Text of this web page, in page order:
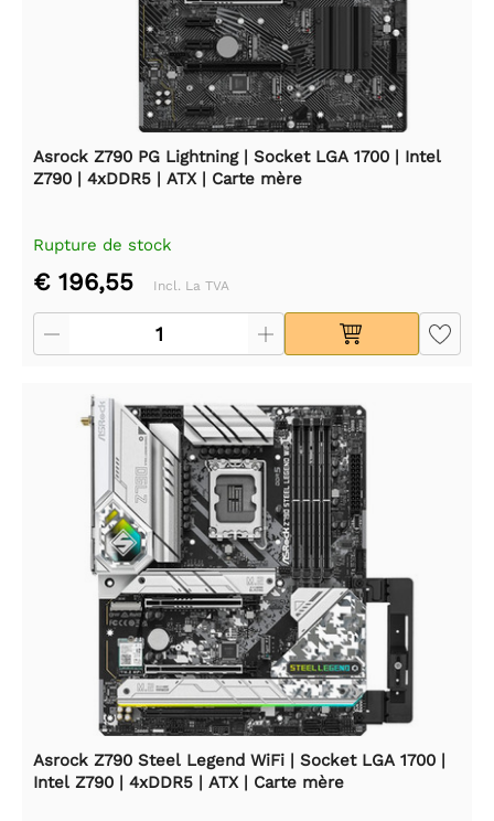
Asrock Z790 PG Lightning | Socket LGA 1700 | Intel
Z790 | 4xDDR5 | ATX | Carte mère
Rupture de stock
€ 196,55 Incl. La TVA
Asrock Z790 Steel Legend WiFi | Socket LGA 1700 |
Intel Z790 | 4xDDR5 | ATX | Carte mère